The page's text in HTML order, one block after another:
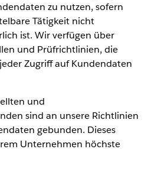
zu nutzen, sofern
Tätigkeit nicht
ist. Wir verfügen über
und Prüfrichtlinien, die
Zugriff auf Kundendaten
und
sind an unsere Richtlinien
gebunden. Dieses
Unternehmen höchste